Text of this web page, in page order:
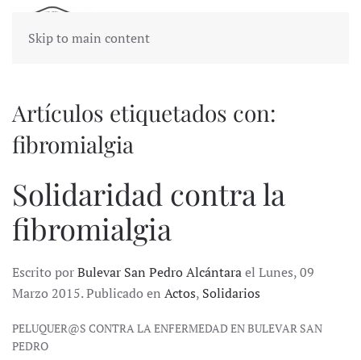
Skip to main content
Artículos etiquetados con:
fibromialgia
Solidaridad contra la
fibromialgia
Escrito porBulevar San Pedro Alcántarael Lunes, 09
Marzo 2015. Publicado en Actos, Solidarios
PELUQUER@S CONTRA LA ENFERMEDAD EN BULEVAR SAN
PEDRO